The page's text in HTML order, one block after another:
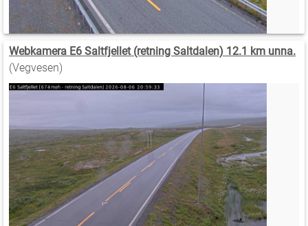
Webkamera E6 Saltfjellet (retning Saltdalen) 12.1 km unna.
(Vegvesen)